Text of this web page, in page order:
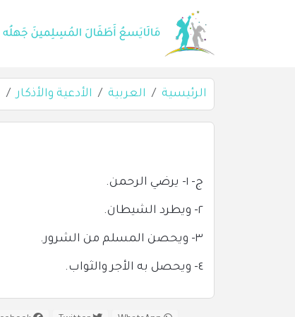
الرئيسية العربية الأدعية والأذكار
ج- ١- يرضي الرحمن.
٢- ويطرد الشيطان.
٣- ويحصن المسلم من الشرور.
٤- ويحصل به الأجر والثواب.